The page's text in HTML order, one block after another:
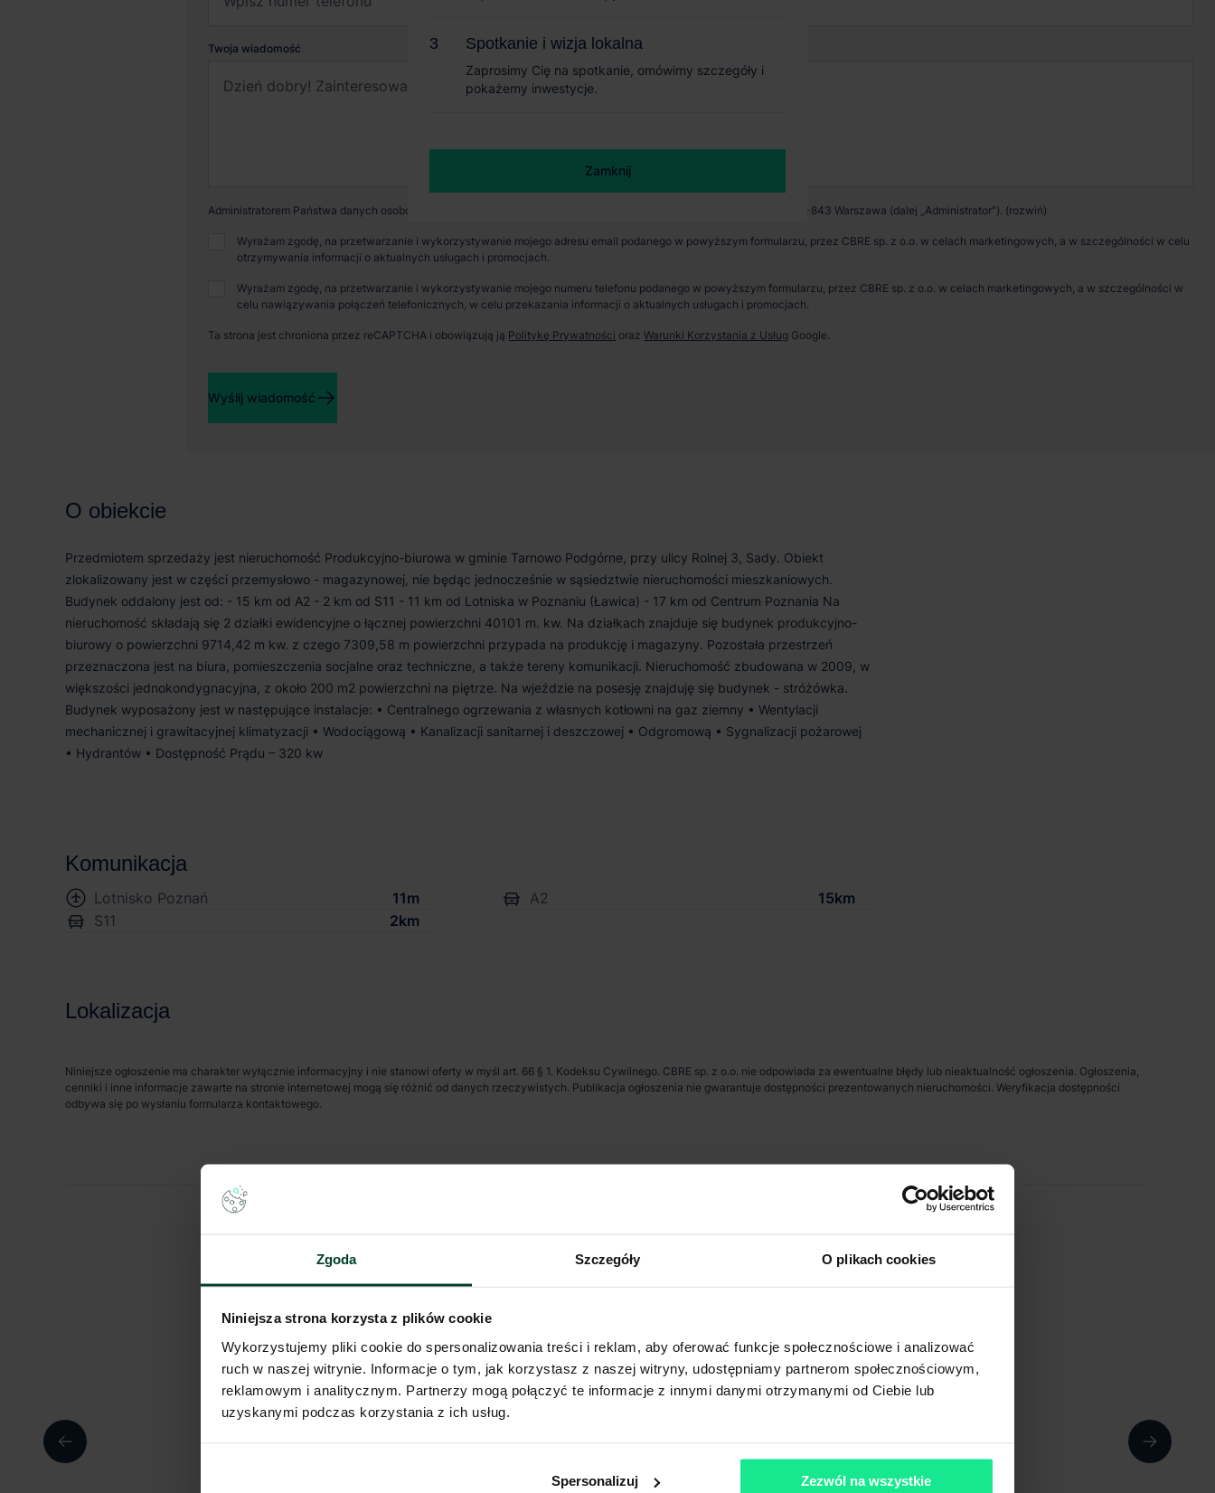
Zgoda Szczegóły O plikach cookies
Niniejsza strona korzysta z plików cookie
Wykorzystujemy pliki cookie do spersonalizowania treści i reklam, aby oferować funkcje społecznościowe i analizować
ruch w naszej witrynie. Informacje o tym, jak korzystasz z naszej witryny, udostępniamy partnerom społecznościowym,
reklamowym i analitycznym. Partnerzy mogą połączyć te informacje z innymi danymi otrzymanymi od Ciebie lub
uzyskanymi podczas korzystania z ich usług.
Spersonalizuj Zezwól na wszystkie
Wypełnij formularz
9 714 m² 40 101m²
O obiekcie
Przedmiotem sprzedaży jest nieruchomość Produkcyjno-biurowa w gminie Tarnowo Podgórne, przy ulicy Rolnej 3, Sady. Obiekt
zlokalizowany jest w części przemysłowo - magazynowej, nie będąc jednocześnie w sąsiedztwie nieruchomości mieszkaniowych.
Budynek oddalony jest od: - 15 km od A2 - 2 km od S11 - 11 km od Lotniska w Poznaniu (Ławica) - 17 km od Centrum Poznania Na
nieruchomość składają się 2 działki ewidencyjne o łącznej powierzchni 40101 m. kw. Na działkach znajduje się budynek produkcyjno-
biurowy o powierzchni 9714,42 m kw. z czego 7309,58 m powierzchni przypada na produkcję i magazyny. Pozostała przestrzeń
przeznaczona jest na biura, pomieszczenia socjalne oraz techniczne, a także tereny komunikacji. Nieruchomość zbudowana w 2009, w
większości jednokondygnacyjna, z około 200 m2 powierzchni na piętrze. Na wjeździe na posesję znajduję się budynek - stróżówka.
Budynek wyposażony jest w następujące instalacje: • Centralnego ogrzewania z własnych kotłowni na gaz ziemny • Wentylacji
mechanicznej i grawitacyjnej klimatyzacji • Wodociągową • Kanalizacji sanitarnej i deszczowej • Odgromową • Sygnalizacji pożarowej
• Hydrantów • Dostępność Prądu – 320 kw
Komunikacja
Lotnisko Poznań 11m A2
15km
S11
2km
Lokalizacja
Niniejsze ogłoszenie ma charakter wyłącznie informacyjny i nie stanowi oferty w myśl art. 66 § 1. Kodeksu Cywilnego. CBRE sp. z o.o. nie odpowiada za ewentualne błędy lub nieaktualność ogłoszenia. Ogłoszenia,
cenniki i inne informacje zawarte na stronie internetowej mogą się różnić od danych rzeczywistych. Publikacja ogłoszenia nie gwarantuje dostępności prezentowanych nieruchomości. Weryfikacja dostępności
odbywa się po wysłaniu formularza kontaktowego.
Spotkanie i wizja lokalna
Zaprosimy Cię na spotkanie, omówimy szczegóły i
pokażemy inwestycje.
Zamknij
Twoja wiadomość
Administratorem Państwa danych osobowych jest CBRE sp. z o. o. z siedzibą w Warszawie, Rondo Daszyńskiego 1, 00-843 Warszawa (dalej „Administrator”).
Wyrażam zgodę, na przetwarzanie i wykorzystywanie mojego adresu email podanego w powyższym formularzu, przez CBRE sp. z o.o. w celach marketingowych, a w szczególności w celu
otrzymywania informacji o aktualnych usługach i promocjach.
Wyrażam zgodę, na przetwarzanie i wykorzystywanie mojego numeru telefonu podanego w powyższym formularzu, przez CBRE sp. z o.o. w celach marketingowych, a w szczególności w
celu nawiązywania połączeń telefonicznych, w celu przekazania informacji o aktualnych usługach i promocjach.
Ta strona jest chroniona przez reCAPTCHA i obowiązują ją Politykę Prywatności orazWarunki Korzystania z Usług Google.
Wyślij wiadomość
Spotkanie i wizja lokalna
Zaprosimy Cię na spotkanie, omówimy szczegóły i
pokażemy inwestycje.
Zamknij